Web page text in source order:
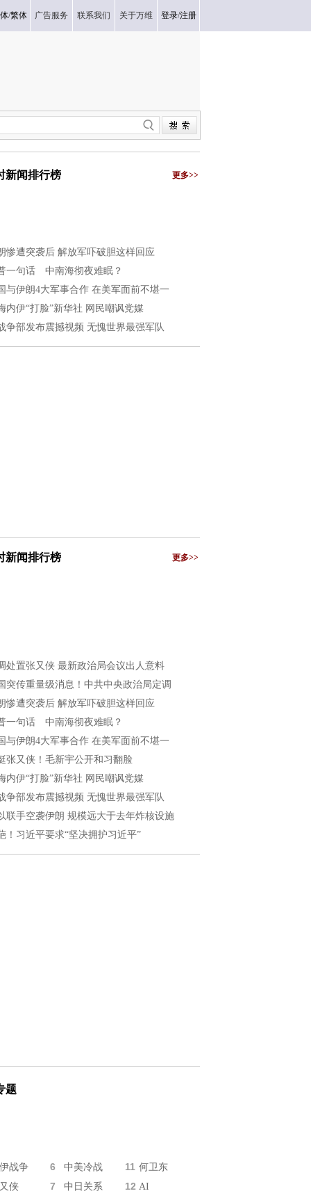
/繁体 广告服务 联系我们 关于万维 登录/注册
新闻排行榜 更多>>
惨遭突袭后 解放军吓破胆这样回应
一句话 中南海彻夜难眠？
与伊朗4大军事合作 在美军面前不堪一
内伊“打脸”新华社 网民嘲讽党媒
争部发布震撼视频 无愧世界最强军队
新闻排行榜 更多>>
处置张又侠 最新政治局会议出人意料
突传重量级消息！中共中央政治局定调
惨遭突袭后 解放军吓破胆这样回应
一句话 中南海彻夜难眠？
与伊朗4大军事合作 在美军面前不堪一
张又侠！毛新宇公开和习翻脸
内伊“打脸”新华社 网民嘲讽党媒
争部发布震撼视频 无愧世界最强军队
联手空袭伊朗 规模远大于去年炸核设施
！习近平要求“坚决拥护习近平”
题
战争 6 中美冷战 11 何卫东
侠
7 中日关系 12 AI